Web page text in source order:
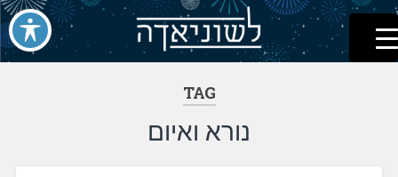
דלג
לתוכן
לשוניאדה
עברית. לשון. שפה
TAG
נורא ואיום